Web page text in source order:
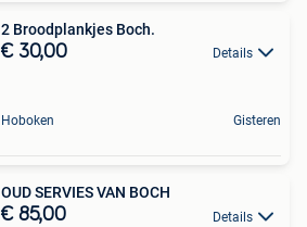
2 Broodplankjes Boch.
€ 30,00 Details
Hoboken Gisteren
OUD SERVIES VAN BOCH
€ 85,00 Details